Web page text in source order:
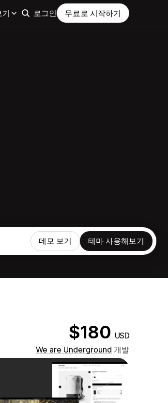
로그인 무료로 시작하기
데모 보기 테마 사용해보기
$180 USD
We are Underground 개발